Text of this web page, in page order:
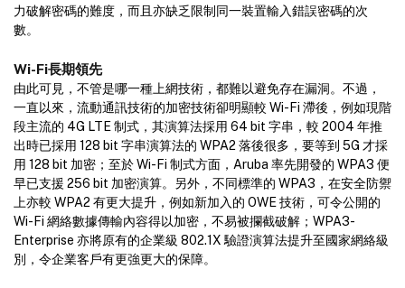
力破解密碼的難度，而且亦缺乏限制同一裝置輸入錯誤密碼的次
數。
Wi-Fi長期領先
由此可見，不管是哪一種上網技術，都難以避免存在漏洞。不過，
一直以來，流動通訊技術的加密技術卻明顯較 Wi-Fi 滯後，例如現階
段主流的 4G LTE 制式，其演算法採用 64 bit 字串，較 2004 年推
出時已採用 128 bit 字串演算法的 WPA2 落後很多，要等到 5G 才採
用 128 bit 加密；至於 Wi-Fi 制式方面，Aruba 率先開發的 WPA3 便
早已支援 256 bit 加密演算。另外，不同標準的 WPA3，在安全防禦
上亦較 WPA2 有更大提升，例如新加入的 OWE 技術，可令公開的
Wi-Fi 網絡數據傳輸內容得以加密，不易被攔截破解；WPA3-
Enterprise 亦將原有的企業級 802.1X 驗證演算法提升至國家網絡級
別，令企業客戶有更強更大的保障。